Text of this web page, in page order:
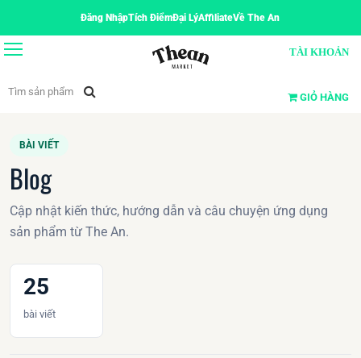
Đăng NhậpTích ĐiểmĐại LýAffiliateVề The An
TÀI KHOẢN
GIỎ HÀNG
BÀI VIẾT
Blog
Cập nhật kiến thức, hướng dẫn và câu chuyện ứng dụng
sản phẩm từ The An.
25
bài viết